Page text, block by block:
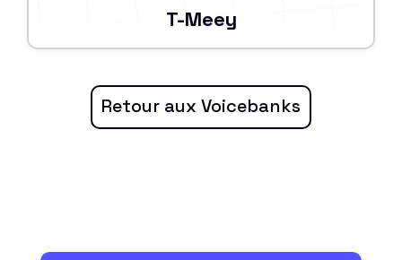
T-Meey
Retour aux Voicebanks